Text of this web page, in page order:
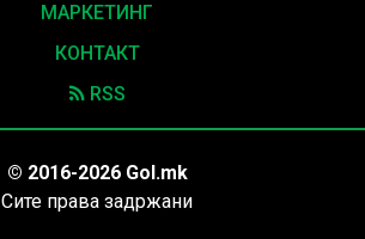
МАРКЕТИНГ
КОНТАКТ
RSS
© 2016-2026 Gol.mk
Сите права задржани